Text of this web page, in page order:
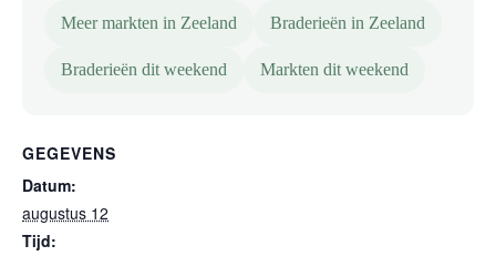
Meer markten in Zeeland Braderieën in Zeeland
Braderieën dit weekend Markten dit weekend
GEGEVENS
Datum:
augustus 12
Tijd: